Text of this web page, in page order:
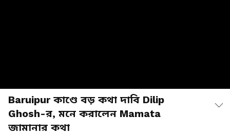
Baruipur কাণ্ডে বড় কথা দাবি Dilip
Ghosh-র, মনে করালেন Mamata
জামানার কথা